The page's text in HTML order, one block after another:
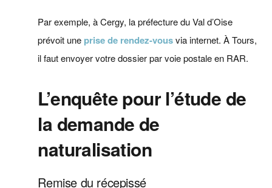
Par exemple, à Cergy, la préfecture du Val d’Oise
prévoit une prise de rendez-vousvia internet. À Tours,
il faut envoyer votre dossier par voie postale en RAR.
L’enquête pour l’étude de
la demande de
naturalisation
Remise du récepissé